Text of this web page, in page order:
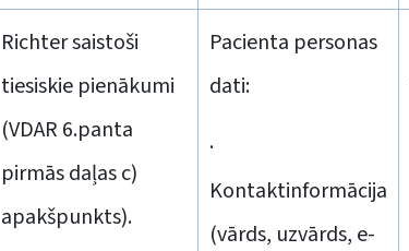
Richter saistoši
tiesiskie pienākumi
(VDAR 6.panta
pirmās daļas c)
apakšpunkts).
Pacienta personas
dati:
·
Kontaktinformācija
(vārds, uzvārds, e-